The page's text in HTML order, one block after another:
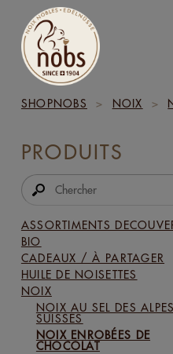
SHOPNOBS > NOIX >
PRODUITS
ASSORTIMENTS
BIO
CADEAUX / À PARTAGER
HUILE DE NOISETTES
NOIX
NOIX AU SEL DES ALPES
SUISSES
NOIX ENROBÉES DE
CHOCOLAT